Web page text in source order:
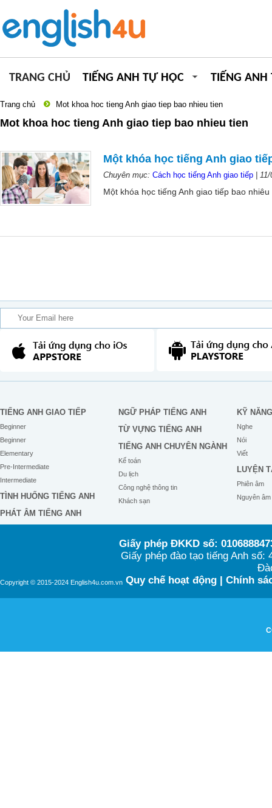
TRANG CHỦ TIẾNG ANH TỰ HỌC TIẾNG ANH
Trang chủ Mot khoa hoc tieng Anh giao tiep bao nhieu tien
Mot khoa hoc tieng Anh giao tiep bao nhieu tien
Một khóa học tiếng Anh giao
Chuyên mục: Cách học tiếng Anh giao tiếp 11/
Một khóa học tiếng Anh giao tiếp bao
TIẾNG ANH GIAO TIẾP
Beginner
Beginner
Elementary
Pre-Intermediate
Intermediate
TÌNH HUỐNG TIẾNG ANH
PHÁT ÂM TIẾNG ANH
NGỮ PHÁP TIẾNG ANH
TỪ VỰNG TIẾNG ANH
TIẾNG ANH CHUYÊN NGÀNH
Kế toán
Du lịch
Công nghệ thông tin
Khách sạn
KỸ NĂNG
Nghe
Nói
Viết
LUYỆN
Phiên âm
Nguyên âm
Copyright © 2015-2024 English4u.com.vn
Giấy phép ĐKKD số:
Giấy phép đào tạo tiếng Anh
Quy chế hoạt động| Chính